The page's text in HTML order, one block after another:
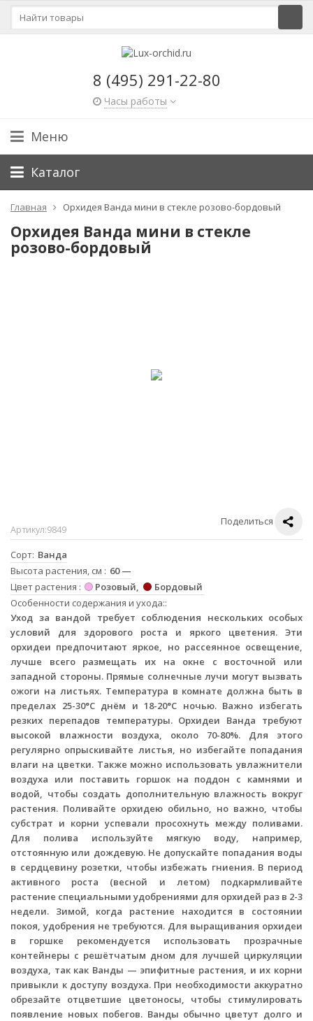
8 (495) 291-22-80
Часы работы
Меню
Каталог
Главная Орхидея Ванда мини в стекле розово-бордовый
Орхидея Ванда мини в стекле
розово-бордовый
Артикул:9849
Поделиться
Сорт Ванда
Высота растения, см
60 —
Цвет растения
Розовый
Бордовый
Особенности содержания и ухода:
Уход за вандой требует соблюдения нескольких особых
условий для здорового роста и яркого цветения. Эти
орхидеи предпочитают яркое, но рассеянное освещение,
лучше всего размещать их на окне с восточной или
западной стороны. Прямые солнечные лучи могут вызвать
ожоги на листьях. Температура в комнате должна быть в
пределах 25-30°C днём и 18-20°C ночью. Важно избегать
резких перепадов температуры. Орхидеи Ванда требуют
высокой влажности воздуха, около 70-80%. Для этого
регулярно опрыскивайте листья, но избегайте попадания
влаги на цветки. Также можно использовать увлажнители
воздуха или поставить горшок на поддон с камнями и
водой, чтобы создать дополнительную влажность вокруг
растения. Поливайте орхидею обильно, но важно, чтобы
субстрат и корни успевали просохнуть между поливами.
Для полива используйте мягкую воду, например,
отстоянную или дождевую. Не допускайте попадания воды
в сердцевину розетки, чтобы избежать гниения. В период
активного роста (весной и летом) подкармливайте
растение специальными удобрениями для орхидей раз в 2-3
недели. Зимой, когда растение находится в состоянии
покоя, удобрения не требуются. Для выращивания орхидеи
в горшке рекомендуется использовать прозрачные
контейнеры с решётчатым дном для лучшей циркуляции
воздуха, так как Ванды — эпифитные растения, и их корни
привыкли к доступу воздуха. При необходимости аккуратно
обрезайте отцветшие цветоносы, чтобы стимулировать
появление новых побегов. Ванды обычно цветут долго и